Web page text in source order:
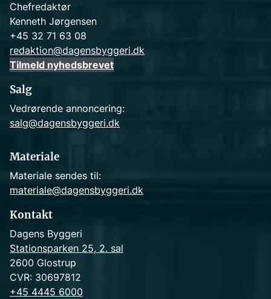
Chefredaktør
Kenneth Jørgensen
+45 32 71 63 08
redaktion@dagensbyggeri.dk
Tilmeld nyhedsbrevet
Salg
Vedrørende annoncering:
salg@dagensbyggeri.dk
Materiale
Materiale sendes til:
materiale@dagensbyggeri.dk
Kontakt
Dagens Byggeri
Stationsparken 25, 2. sal
2600 Glostrup
CVR: 30697812
+45 4445 6000